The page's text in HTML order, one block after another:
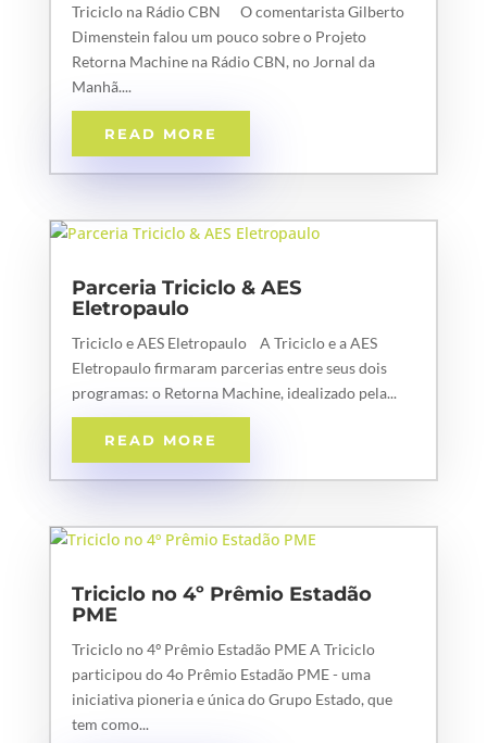
Triciclo na Rádio CBN O comentarista Gilberto
Dimenstein falou um pouco sobre o Projeto
Retorna Machine na Rádio CBN, no Jornal da
Manhã....
READ MORE
Parceria Triciclo & AES
Eletropaulo
Triciclo e AES Eletropaulo A Triciclo e a AES
Eletropaulo firmaram parcerias entre seus dois
programas: o Retorna Machine, idealizado pela...
READ MORE
Triciclo no 4º Prêmio Estadão
PME
Triciclo no 4º Prêmio Estadão PME A Triciclo
participou do 4o Prêmio Estadão PME - uma
iniciativa pioneria e única do Grupo Estado, que
tem como...